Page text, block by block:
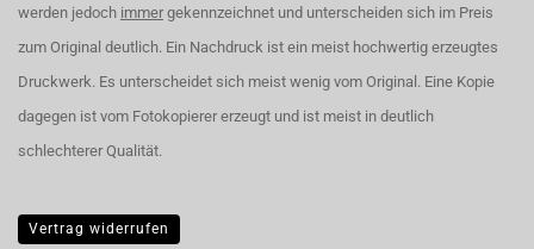
werden jedoch immer gekennzeichnet und unterscheiden sich im Preis
zum Original deutlich. Ein Nachdruck ist ein meist hochwertig erzeugtes
Druckwerk. Es unterscheidet sich meist wenig vom Original. Eine Kopie
dagegen ist vom Fotokopierer erzeugt und ist meist in deutlich
schlechterer Qualität.
Vertrag widerrufen